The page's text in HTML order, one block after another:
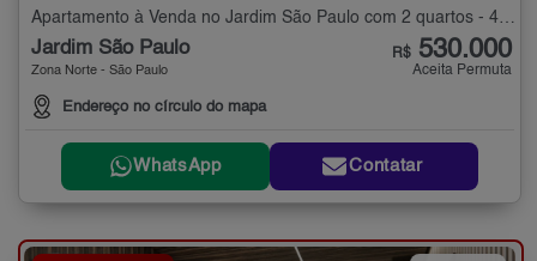
Apartamento à Venda no Jardim São Paulo com 2 quartos - 41 m²
Jardim São Paulo
Zona Norte - São Paulo
Endereço no círculo do mapa
R$ 530.000
Aceita Permuta
WhatsApp Contatar